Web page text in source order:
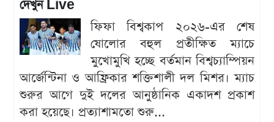
দেখুন Live
ফিফা বিশ্বকাপ ২০২৬-এর শেষ
ষোলোর বহুল প্রতীক্ষিত ম্যাচে
মুখোমুখি হচ্ছে বর্তমান বিশ্বচ্যাম্পিয়ন
আর্জেন্টিনা ও আফ্রিকার শক্তিশালী দল মিশর। ম্যাচ
শুরুর আগে দুই দলের আনুষ্ঠানিক একাদশ প্রকাশ
করা হয়েছে। প্রত্যাশামতো শুরু...